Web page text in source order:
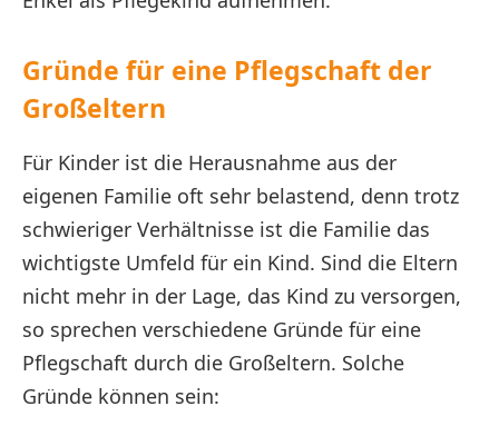
Gründe für eine Pflegschaft der
Großeltern
Für Kinder ist die Herausnahme aus der
eigenen Familie oft sehr belastend, denn trotz
schwieriger Verhältnisse ist die Familie das
wichtigste Umfeld für ein Kind. Sind die Eltern
nicht mehr in der Lage, das Kind zu versorgen,
so sprechen verschiedene Gründe für eine
Pflegschaft durch die Großeltern. Solche
Gründe können sein: